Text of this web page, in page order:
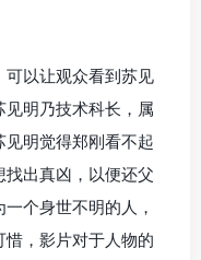
以让观众看到苏见
明乃技术科长，属
明觉得郑刚看不起
出真凶，以便还父
个身世不明的人，
，影片对于人物的